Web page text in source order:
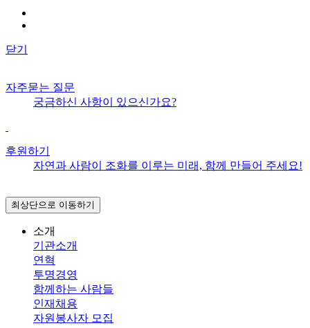
닫기
자주묻는 질문
궁금하신 사항이 있으신가요?
후원하기
자연과 사람이 조화를 이루는 미래, 함께 만들어 주세요!
최상단으로 이동하기
소개
기관소개
연혁
투명경영
함께하는 사람들
인재채용
자원봉사자 모집